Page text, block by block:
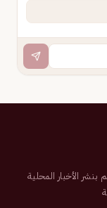
سعودية تم تأسيسها عام 2007م تهتم بنشر الأخبار المحلية